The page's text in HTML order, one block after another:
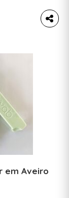
final de
em Aveiro